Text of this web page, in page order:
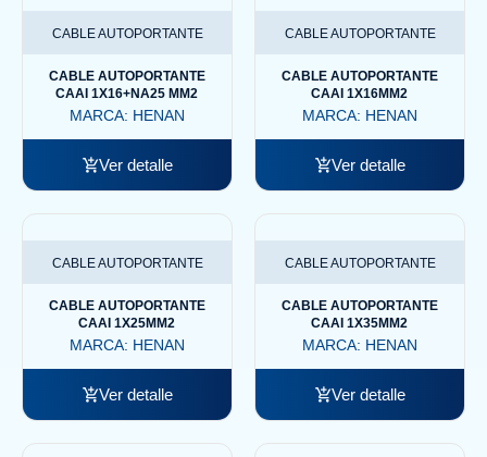
CABLE AUTOPORTANTE
CABLE AUTOPORTANTE
CAAI 1X16+NA25 MM2
MARCA: HENAN
Ver detalle
CABLE AUTOPORTANTE
CABLE AUTOPORTANTE
CAAI 1X16MM2
MARCA: HENAN
Ver detalle
CABLE AUTOPORTANTE
CABLE AUTOPORTANTE
CAAI 1X25MM2
MARCA: HENAN
Ver detalle
CABLE AUTOPORTANTE
CABLE AUTOPORTANTE
CAAI 1X35MM2
MARCA: HENAN
Ver detalle